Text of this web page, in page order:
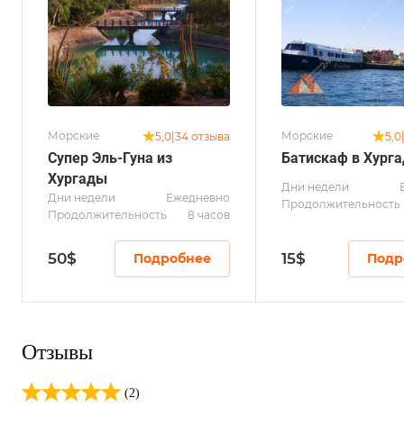
Морские 5,0|34 отзыва
Супер Эль-Гуна из
Хургады
Дни недели
Ежедневно
Продолжительность
8 часов
50$ Подробнее
Морские 5,0|
Батискаф в
Дни недели
Продолжительность
15$
Отзывы
(2)